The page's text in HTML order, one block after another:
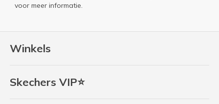
Winkels
Skechers VIP⭐
voor meer informatie.